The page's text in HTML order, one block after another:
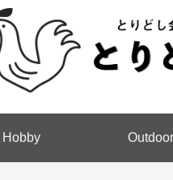
Hobby Outdoor